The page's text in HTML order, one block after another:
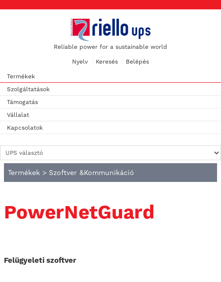
Reliable power for a sustainable world
Nyelv Keresés Belépés
Termékek
Szolgáltatások
Támogatás
Vállalat
Kapcsolatok
Termékek > Szoftver &Kommunikáció
PowerNetGuard
Felügyeleti szoftver